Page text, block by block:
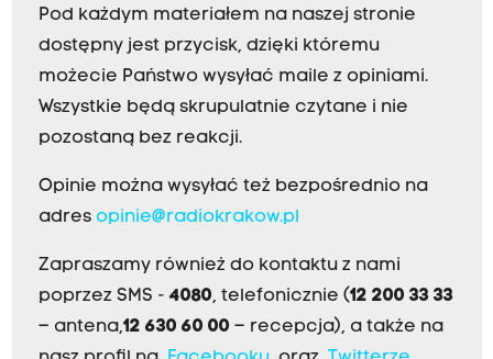
Pod każdym materiałem na naszej stronie
dostępny jest przycisk, dzięki któremu
możecie Państwo wysyłać maile z opiniami.
Wszystkie będą skrupulatnie czytane i nie
pozostaną bez reakcji.
Opinie można wysyłać też bezpośrednio na
adres opinie@radiokrakow.pl
Zapraszamy również do kontaktu z nami
poprzez SMS - 4080, telefonicznie (12 200 33 33
– antena,12 630 60 00 – recepcja), a także na